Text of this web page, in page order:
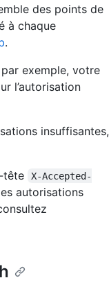
des points de
à chaque
.
par exemple, votre
l’autorisation
insuffisantes,
tête
X-Accepted-
autorisations